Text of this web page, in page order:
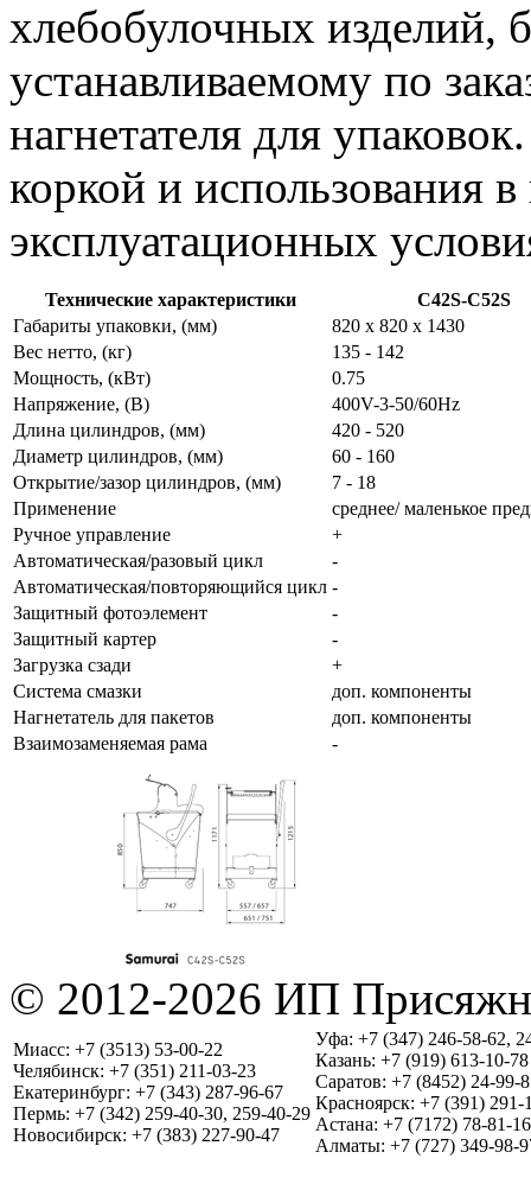
хлебобулочных изделий,
устанавливаемому по
нагнетателя для
коркой и использования
эксплуатационных
Технические характеристики
C42S-C52S
Габариты упаковки, (мм)
820 x 820 x 1430
Вес нетто, (кг)
135 - 142
Мощность, (кВт)
0.75
Напряжение, (В)
400V-3-50/60Hz
Длина цилиндров, (мм)
420 - 520
Диаметр цилиндров, (мм)
60 - 160
Открытие/зазор цилиндров, (мм)
7 - 18
Применение
среднее/ маленькое
Ручное управление
+
Автоматическая/разовый цикл
-
Автоматическая/повторяющийся цикл -
Защитный фотоэлемент
-
Защитный картер
-
Загрузка сзади
+
Система смазки
доп. компоненты
Нагнетатель для пакетов
доп. компоненты
Взаимозаменяемая рама
-
© 2012-2026 ИП
Миасс: +7 (3513) 53-00-22
Челябинск: +7 (351) 211-03-23
Екатеринбург: +7 (343) 287-96-67
Пермь: +7 (342) 259-40-30, 259-40-29
Новосибирск: +7 (383) 227-90-47
Уфа: +7 (347) 246-58-62,
Казань: +7 (919) 613-10-78
Саратов: +7 (8452) 24-99-
Красноярск: +7 (391) 291-
Астана: +7 (7172) 78-81-16
Алматы: +7 (727) 349-98-